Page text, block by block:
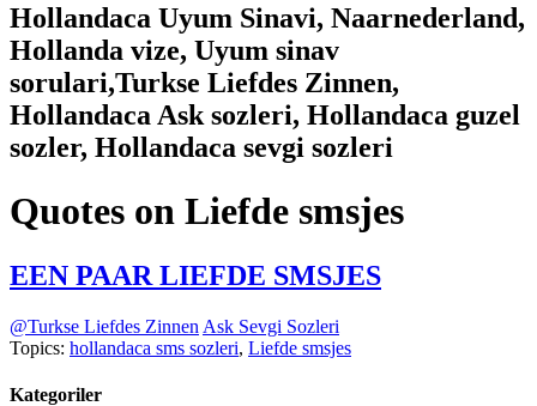
Hollandaca Uyum Sinavi, Naarnederland,
Hollanda vize, Uyum sinav
sorulari,Turkse Liefdes Zinnen,
Hollandaca Ask sozleri, Hollandaca guzel
sozler, Hollandaca sevgi sozleri
Quotes on Liefde smsjes
EEN PAAR LIEFDE SMSJES
@Turkse Liefdes Zinnen Ask Sevgi Sozleri
Topics: hollandaca sms sozleri, Liefde smsjes
Kategoriler